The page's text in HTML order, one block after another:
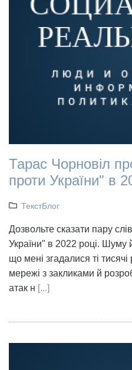
Тарас Чорновіл
проти України" в
ТекстБлог
Дозвольте сказати пару
України" в 2022 році. Шуму
що мені згадалися ті тисячі
мережі з закликами й
атак н [...]